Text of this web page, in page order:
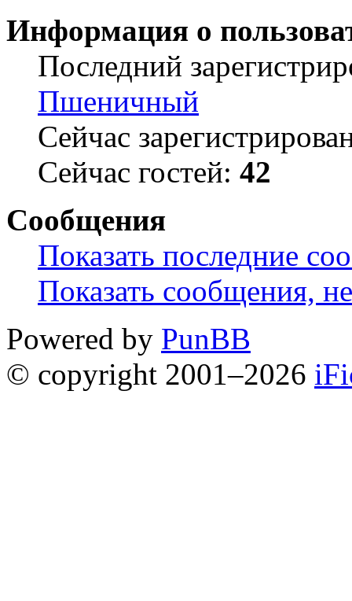
Информация о
Последний
Пшеничный
Сейчас
Сейчас гостей: 42
Сообщения
Показать последние
Показать сообщения,
Powered by PunBB
© copyright 2001–2026